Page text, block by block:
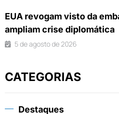
EUA revogam visto da
ampliam crise diplomática
5 de agosto de 2026
CATEGORIAS
Destaques